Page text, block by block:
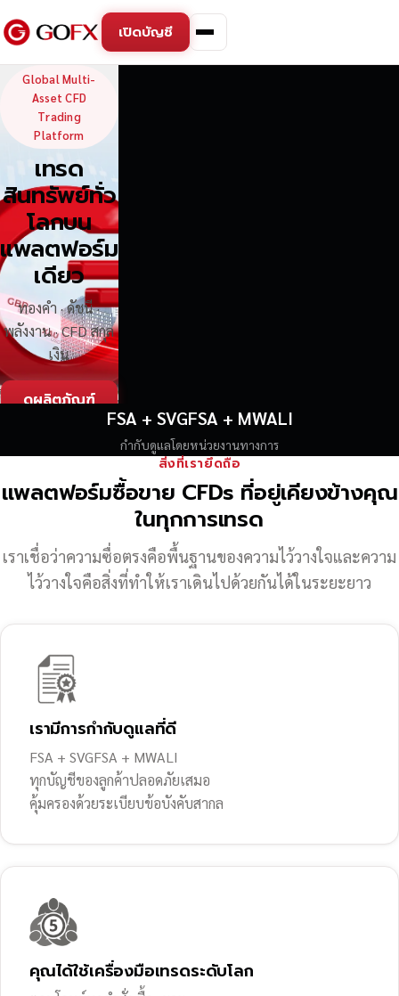
เปิดบัญชี
GoFX — Global Multi-
Global Multi-
Asset CFD
Trading
Platform
เทรด
สินทรัพย์ทั่ว
โลกบน
แพลตฟอร์ม
เดียว
ทองคำ · ดัชนี ·
พลังงาน · CFD สกุล
เงิน
ดูผลิตภัณฑ์
FSA + SVGFSA + MWALI
กำกับดูแลโดยหน่วยงานทางการ
สิ่งที่เรายึดถือ
แพลตฟอร์มซื้อขาย CFDs ที่อยู่เคียงข้างคุณ
ในทุกการเทรด
เราเชื่อว่าความซื่อตรงคือพื้นฐานของความไว้วางใจและความ
ไว้วางใจคือสิ่งที่ทำให้เราเดินไปด้วยกันได้ในระยะยาว
เรามีการกำกับดูแลที่ดี
FSA + SVGFSA + MWALI
ทุกบัญชีของลูกค้าปลอดภัยเสมอ
คุ้มครองด้วยระเบียบข้อบังคับสากล
คุณได้ใช้เครื่องมือเทรดระดับโลก